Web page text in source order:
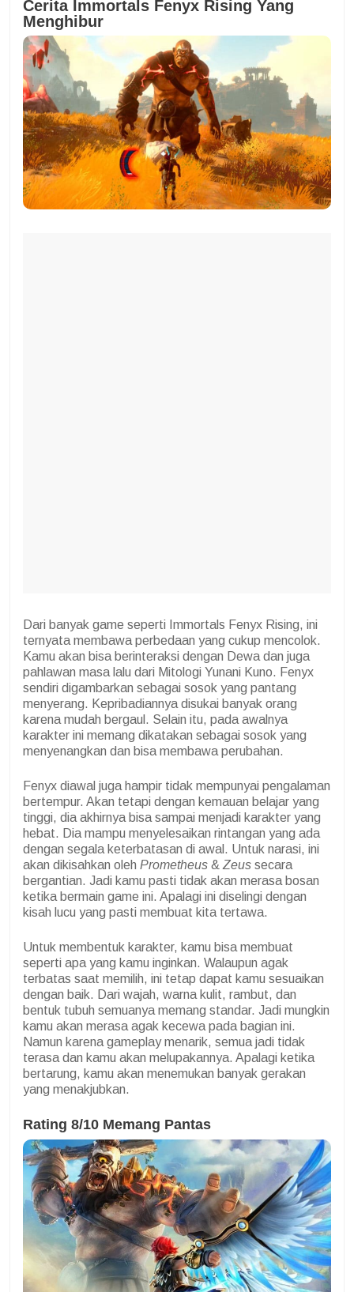
Cerita Immortals Fenyx Rising Yang
Menghibur
Dari banyak game seperti Immortals Fenyx Rising, ini
ternyata membawa perbedaan yang cukup mencolok.
Kamu akan bisa berinteraksi dengan Dewa dan juga
pahlawan masa lalu dari Mitologi Yunani Kuno. Fenyx
sendiri digambarkan sebagai sosok yang pantang
menyerang. Kepribadiannya disukai banyak orang
karena mudah bergaul. Selain itu, pada awalnya
karakter ini memang dikatakan sebagai sosok yang
menyenangkan dan bisa membawa perubahan.
Fenyx diawal juga hampir tidak mempunyai pengalaman
bertempur. Akan tetapi dengan kemauan belajar yang
tinggi, dia akhirnya bisa sampai menjadi karakter yang
hebat. Dia mampu menyelesaikan rintangan yang ada
dengan segala keterbatasan di awal. Untuk narasi, ini
akan dikisahkan oleh Prometheus & Zeus secara
bergantian. Jadi kamu pasti tidak akan merasa bosan
ketika bermain game ini. Apalagi ini diselingi dengan
kisah lucu yang pasti membuat kita tertawa.
Untuk membentuk karakter, kamu bisa membuat
seperti apa yang kamu inginkan. Walaupun agak
terbatas saat memilih, ini tetap dapat kamu sesuaikan
dengan baik. Dari wajah, warna kulit, rambut, dan
bentuk tubuh semuanya memang standar. Jadi mungkin
kamu akan merasa agak kecewa pada bagian ini.
Namun karena gameplay menarik, semua jadi tidak
terasa dan kamu akan melupakannya. Apalagi ketika
bertarung, kamu akan menemukan banyak gerakan
yang menakjubkan.
Rating 8/10 Memang Pantas